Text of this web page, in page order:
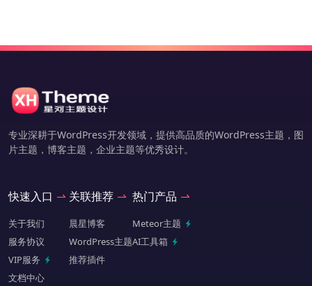
专业深耕于WordPress开发领域，提供高品质的WordPress主题，图
片主题，博客主题，企业主题等优秀设计。
快速入口
关于我们
服务协议
VIP服务
文档中心
关联推荐
晨星博客
WordPress主题
推荐插件
热门产品
Meteor主题
AI工具箱